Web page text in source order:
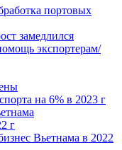
портовых
замедлился
экспортерам/
на 6% в 2023 г
г
Вьетнама в 2022